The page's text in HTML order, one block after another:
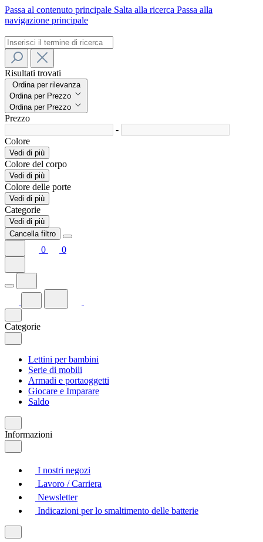
Passa al contenuto principale Salta alla ricerca Passa alla
navigazione principale
Risultati trovati
Ordina per rilevanza
Ordina per Prezzo
Ordina per Prezzo
Prezzo
-
Colore
Vedi di più
Colore del corpo
Vedi di più
Colore delle porte
Vedi di più
Categorie
Vedi di più
Cancella filtro
0 0
Categorie
Lettini per bambini
Serie di mobili
Armadi e portaoggetti
Giocare e Imparare
Saldo
Informazioni
I nostri negozi
Lavoro / Carriera
Newsletter
Indicazioni per lo smaltimento delle batterie